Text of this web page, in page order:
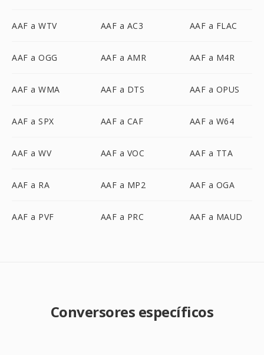
AAF a WTV AAF a AC3 AAF a FLAC
AAF a OGG AAF a AMR AAF a M4R
AAF a WMA AAF a DTS AAF a OPUS
AAF a SPX AAF a CAF AAF a W64
AAF a WV AAF a VOC AAF a TTA
AAF a RA AAF a MP2 AAF a OGA
AAF a PVF AAF a PRC AAF a MAUD
Conversores específicos